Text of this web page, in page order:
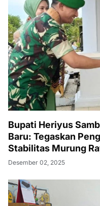
Bupati Heriyus
Baru: Tegaskan
Stabilitas Murung
Desember 02, 2025